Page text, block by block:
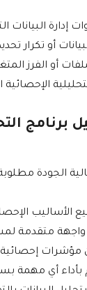
إدارة
أو تكرار
أو الفرز
الإحصائية
برنامج
الجودة
الأساليب
واجهة متقدمة
مؤشرات
أي مهمة